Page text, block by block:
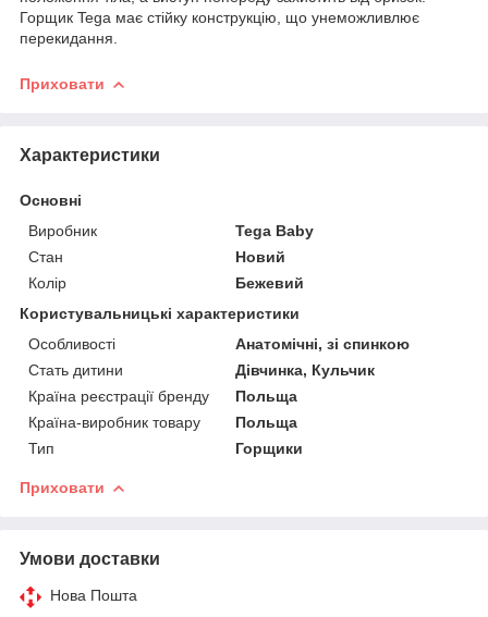
Горщик Tega має стійку конструкцію, що унеможливлює
перекидання.
Приховати
Характеристики
Основні
Виробник
Tega Baby
Стан
Новий
Колір
Бежевий
Користувальницькі характеристики
Особливості
Анатомічні, зі спинкою
Стать дитини
Дівчинка, Кульчик
Країна реєстрації бренду
Польща
Країна-виробник товару
Польща
Тип
Горщики
Приховати
Умови доставки
Нова Пошта